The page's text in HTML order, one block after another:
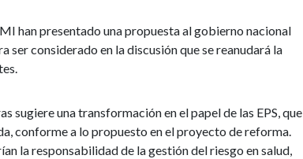
han presentado una propuesta al gobierno nacional
ser considerado en la discusión que se reanudará la
sugiere una transformación en el papel de las EPS, que
conforme a lo propuesto en el proyecto de reforma.
la responsabilidad de la gestión del riesgo en salud,